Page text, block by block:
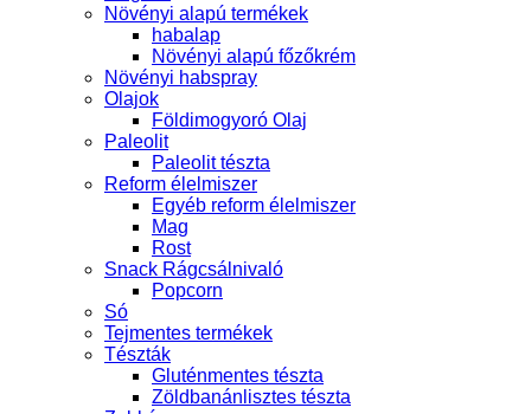
Növényi alapú termékek
habalap
Növényi alapú főzőkrém
Növényi habspray
Olajok
Földimogyoró Olaj
Paleolit
Paleolit tészta
Reform élelmiszer
Egyéb reform élelmiszer
Mag
Rost
Snack Rágcsálnivaló
Popcorn
Só
Tejmentes termékek
Tészták
Gluténmentes tészta
Zöldbanánlisztes tészta